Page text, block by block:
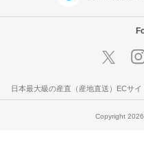
日本最大級の産直（産地直送）ECサ
Copyright